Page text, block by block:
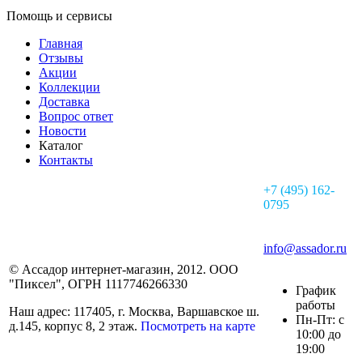
Помощь и сервисы
Главная
Отзывы
Акции
Коллекции
Доставка
Вопрос ответ
Новости
Каталог
Контакты
© Ассадор интернет-магазин, 2012. ООО
"Пиксел", ОГРН 1117746266330
Наш адрес: 117405, г. Москва, Варшавское ш.
д.145, корпус 8, 2 этаж. Посмотреть на карте
+7 (495) 162-
0795
info@assador.ru
График
работы
Пн-Пт: с
10:00 до
19:00